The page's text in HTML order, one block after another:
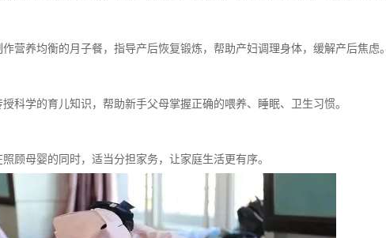
营养均衡的月子餐，指导产后恢复锻炼，帮助产妇调理身体，缓解产后焦虑。
科学的育儿知识，帮助新手父母掌握正确的喂养、睡眠、卫生习惯。
顾母婴的同时，适当分担家务，让家庭生活更有序。